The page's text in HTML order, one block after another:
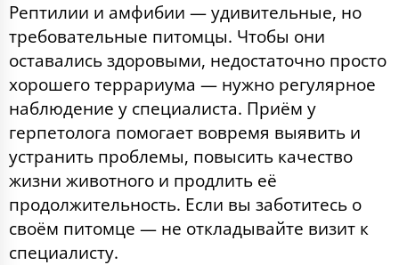
Рептилии и амфибии — удивительные, но
требовательные питомцы. Чтобы они
оставались здоровыми, недостаточно просто
хорошего террариума — нужно регулярное
наблюдение у специалиста. Приём у
герпетолога помогает вовремя выявить и
устранить проблемы, повысить качество
жизни животного и продлить её
продолжительность. Если вы заботитесь о
своём питомце — не откладывайте визит к
специалисту.